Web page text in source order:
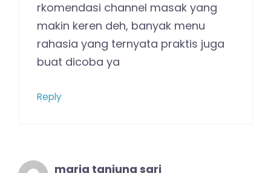
rkomendasi channel masak yang
makin keren deh, banyak menu
rahasia yang ternyata praktis juga
buat dicoba ya
Reply
maria tanjung sari